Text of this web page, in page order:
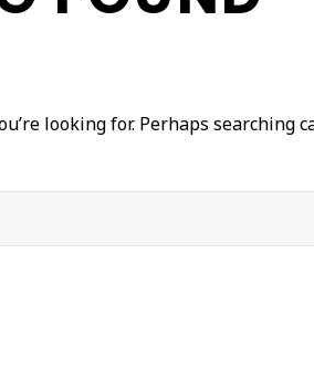
looking for. Perhaps searching